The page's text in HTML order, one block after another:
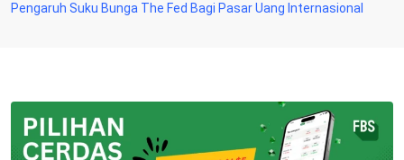
Pengaruh Suku Bunga The Fed Bagi Pasar Uang Internasional